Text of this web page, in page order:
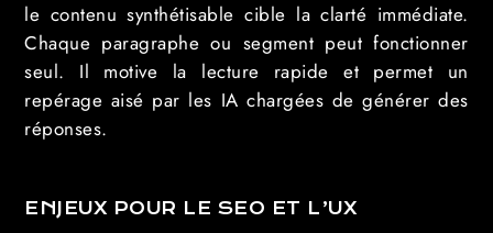
le contenu synthétisable cible la clarté immédiate.
Chaque paragraphe ou segment peut fonctionner
seul. Il motive la lecture rapide et permet un
repérage aisé par les IA chargées de générer des
réponses.
ENJEUX POUR LE SEO ET L’UX